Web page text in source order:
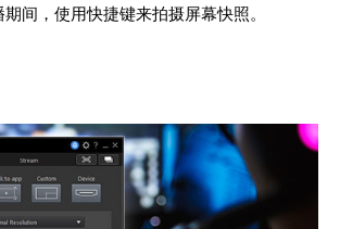
间，使用快捷键来拍摄屏幕快照。